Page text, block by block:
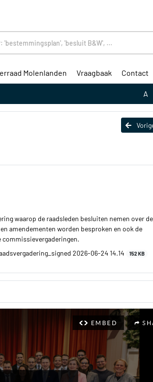
Molenlanden Vraagbaak Contact
A
waarop de raadsleden besluiten nemen over de
amendementen worden besproken en ook de
2026-06-24 14.14 152 KB